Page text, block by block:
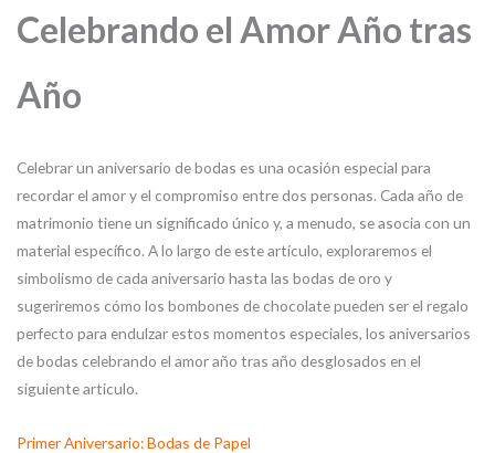
Celebrando el Amor Año tras
Año
Celebrar un aniversario de bodas es una ocasión especial para
recordar el amor y el compromiso entre dos personas. Cada año de
matrimonio tiene un significado único y, a menudo, se asocia con un
material específico. A lo largo de este artículo, exploraremos el
simbolismo de cada aniversario hasta las bodas de oro y
sugeriremos cómo los bombones de chocolate pueden ser el regalo
perfecto para endulzar estos momentos especiales, los aniversarios
de bodas celebrando el amor año tras año desglosados en el
siguiente articulo.
Primer Aniversario: Bodas de Papel